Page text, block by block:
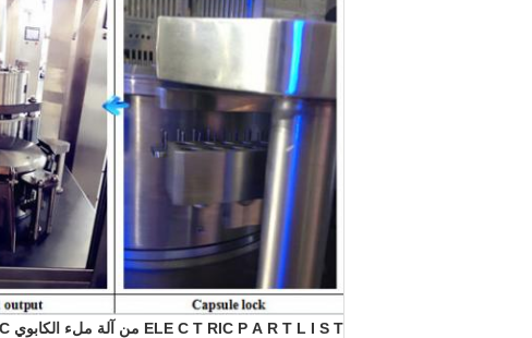
ELE C T RIC P A R T L I S T
من آلة ملء الكابوي NJP-2000C